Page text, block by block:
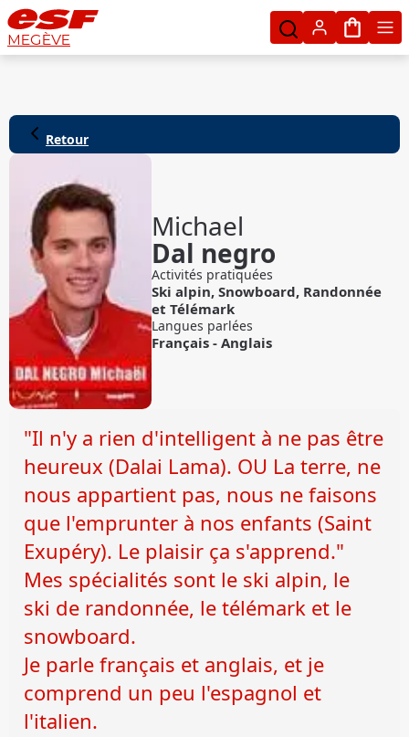
MEGÈVE Mon
Retour
Michael
Dal negro
Activités pratiquées
Ski alpin,Snowboard, Randonnée
etTélémark
Langues parlées
Français -Anglais
"Il n'y a rien d'intelligent à ne pas être
heureux (Dalai Lama). OU La terre, ne
nous appartient pas, nous ne faisons
que l'emprunter à nos enfants (Saint
Exupéry). Le plaisir ça s'apprend."
Mes spécialités sont le ski alpin, le
ski de randonnée, le télémark et le
snowboard.
Je parle français et anglais, et je
comprend un peu l'espagnol et
l'italien.